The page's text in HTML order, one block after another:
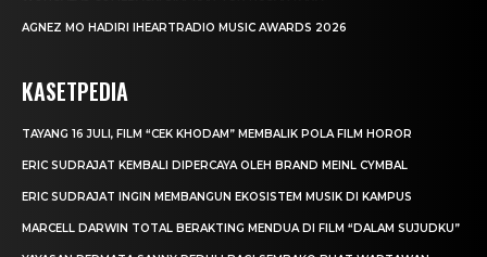
AGNEZ MO HADIRI IHEARTRADIO MUSIC AWARDS 2026
KASETPEDIA
TAYANG 16 JULI, FILM “CEK KHODAM” MEMBALIK POLA FILM HOROR
ERIC SUDRAJAT KEMBALI DIPERCAYA OLEH BRAND MEINL CYMBAL
ERIC SUDRAJAT INGIN MEMBANGUN EKOSISTEM MUSIK DI KAMPUS
MARCELL DARWIN TOTAL BERAKTING MENDUA DI FILM “DALAM SUJUDKU”